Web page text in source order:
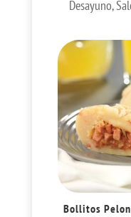
Desayuno,
Bollitos